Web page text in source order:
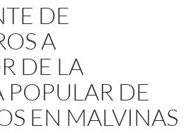
DE
A
DE LA
POPULAR DE
EN MALVINAS